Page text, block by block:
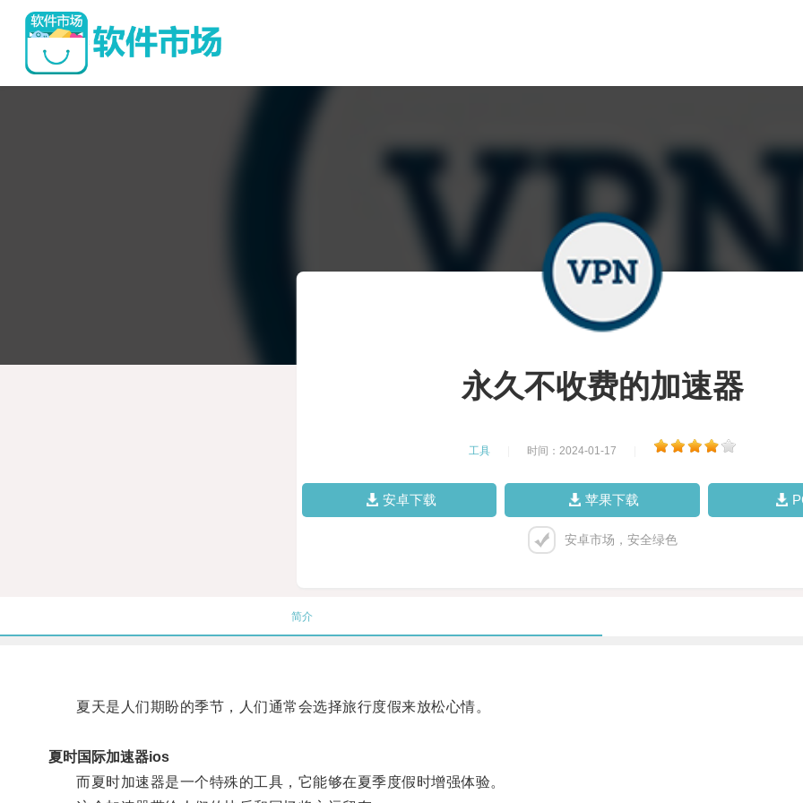
永久不收费的加速器
工具 时间：2024-01-17
安卓下载 苹果下载
安卓市场，安全绿色
简介
夏天是人们期盼的季节，人们通常会选择旅行度假来放松心情。
夏时国际加速器ios
而夏时加速器是一个特殊的工具，它能够在夏季度假时增强体验。